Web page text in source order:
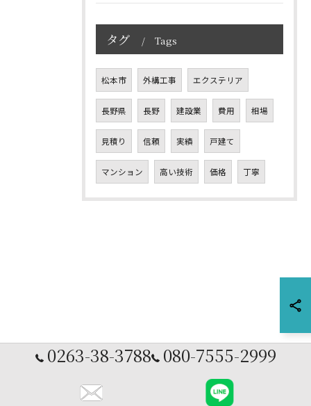
タグ Tags
松本市 外構工事 エクステリア
長野県 長野 建設業 費用 相場
見積り 信頼 実績 戸建て
マンション 高い技術 価格 丁寧
0263-38-3788 080-7555-2999